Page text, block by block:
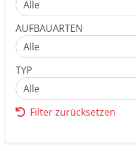
AUFBAUARTEN
TYP
Filter zurücksetzen